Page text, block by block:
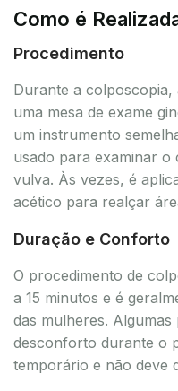
Como é
Procedimento
Durante a colposcopia,
uma mesa de exame
um instrumento
usado para examinar
vulva. Às vezes, é
acético para realçar
Duração e Conforto
O procedimento de
a 15 minutos e é
das mulheres.
desconforto durante o
temporário e não deve